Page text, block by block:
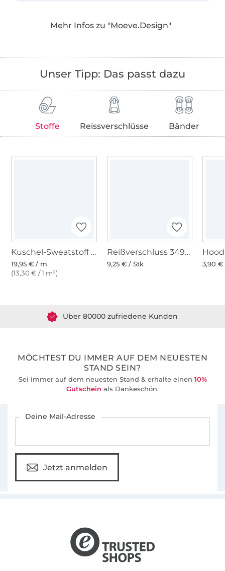
verspielt genäht werden können.
Mehr Infos zu "Moeve.Design"
Unser Tipp: Das passt dazu
Stoffe Reissverschlüsse Bänder
Kuschel-Sweatstoff Cosy Colors, dunkelrot
19,95 € / m
(13,30 € / 1 m²)
Reißverschluss 3490, dunkelblau
9,25 € / Stk 3,90
MÖCHTEST DU IMMER AUF DEM NEUESTEN
STAND SEIN?
Sei immer auf dem neuesten Stand & erhalte einen 10%
Gutschein als Dankeschön.
Deine Mail-Adresse
Jetzt anmelden